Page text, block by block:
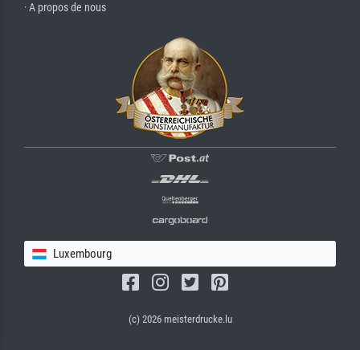
· A propos de nous
Luxembourg
(c) 2026 meisterdrucke.lu